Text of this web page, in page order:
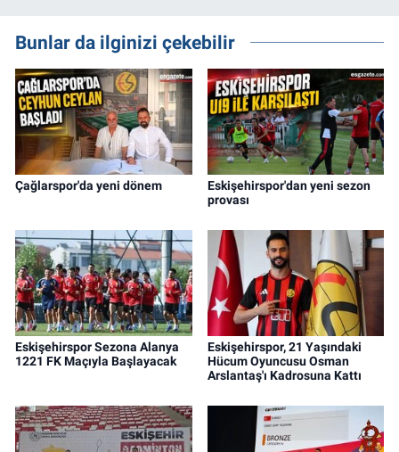
Bunlar da ilginizi çekebilir
Çağlarspor'da yeni dönem
Eskişehirspor'dan yeni sezon
provası
Eskişehirspor Sezona Alanya
1221 FK Maçıyla Başlayacak
Eskişehirspor, 21 Yaşındaki
Hücum Oyuncusu Osman
Arslantaş'ı Kadrosuna Kattı